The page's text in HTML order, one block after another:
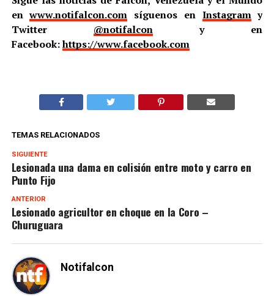
enwww.notifalcon.com síguenos en Instagramy
Twitter @notifalcony en
Facebook:https://www.facebook.com
TEMAS RELACIONADOS
SIGUIENTE
Lesionada una dama en colisión entre moto y carro en
Punto Fijo
ANTERIOR
Lesionado agricultor en choque en la Coro –
Churuguara
Notifalcon